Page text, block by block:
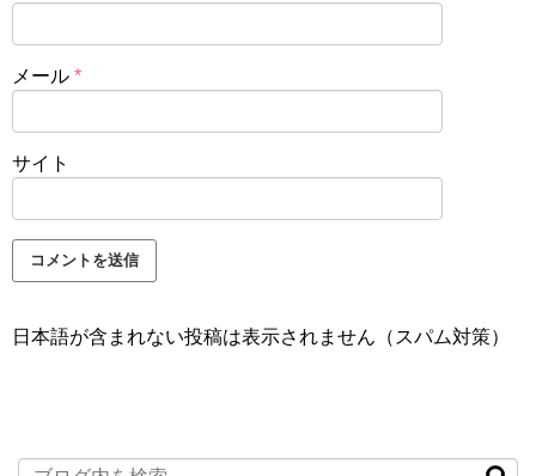
メール *
サイト
日本語が含まれない投稿は表示されません（スパム対策）